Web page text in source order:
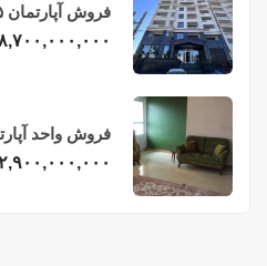
فریدونکنار
فروش واحد
فریدونکنار